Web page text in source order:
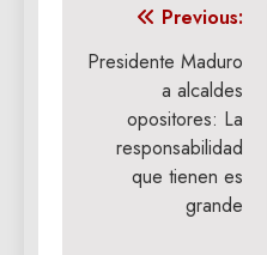
Navegación
de
entradas
Previous:
Presidente Maduro
a alcaldes
opositores: La
responsabilidad
que tienen es
grande